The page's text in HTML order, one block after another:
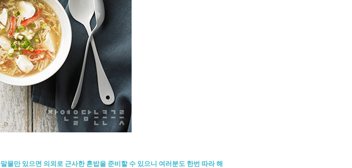
물만 있으면 의외로 근사한 혼밥을 준비할 수 있으니 여러분도 한번 따라 해